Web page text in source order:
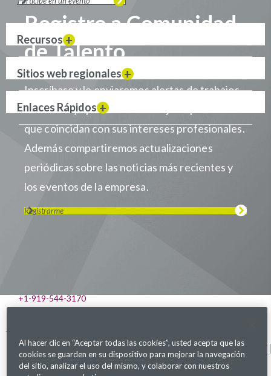
Registro a Comunidad
de Talento
Inscríbase y le enviaremos alertas de trabajos
cuando haya puestos de trabajo disponibles
que coincidan con sus intereses profesionales.
Además compartiremos actualizaciones
periódicas sobre las noticias más recientes y
los eventos de la empresa.
Registrarme
Recursos
Sitios web regionales
Enlaces Rápidos
+1-919-544-3170
Política de privacidad Términos de servicio Declaración sobre Ley
de Esclavitud Moderna
Mapa del sitio
Configuración de cookies
Al hacer clic en “Aceptar todas las cookies”, usted acepta que las
cookies se guarden en su dispositivo para mejorar la navegación
del sitio, analizar el uso del mismo, y colaborar con nuestros